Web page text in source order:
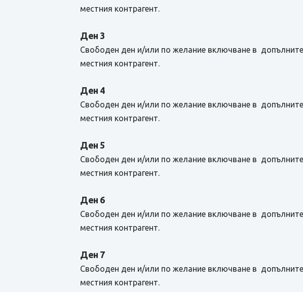
местния контрагент.
Ден 3
Свободен ден и/или по желание включване в
местния контрагент.
Ден 4
Свободен ден и/или по желание включване в
местния контрагент.
Ден 5
Свободен ден и/или по желание включване в
местния контрагент.
Ден 6
Свободен ден и/или по желание включване в
местния контрагент.
Ден 7
Свободен ден и/или по желание включване в
местния контрагент.